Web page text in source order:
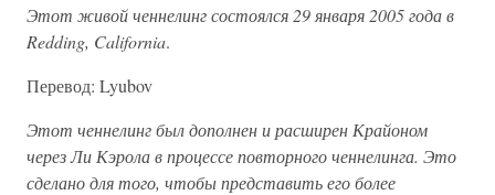
Этот живой ченнелинг состоялся 29 января 2005 года в
Redding, California.
Перевод: Lyubov
Этот ченнелинг был дополнен и расширен Крайоном
через Ли Кэрола в процессе повторного ченнелинга. Это
сделано для того, чтобы представить его более